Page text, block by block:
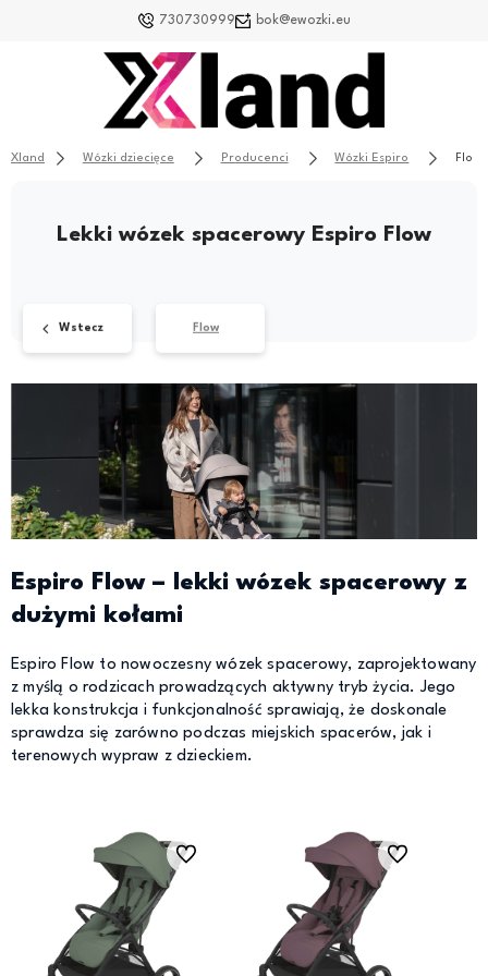
730730999 bok@ewozki.eu
Xland Wózki dziecięce Producenci Wózki Espiro Flow
Lekki wózek spacerowy Espiro Flow
Wstecz Flow
Espiro Flow – lekki wózek spacerowy z
dużymi kołami
Espiro Flow to nowoczesny wózek spacerowy, zaprojektowany
z myślą o rodzicach prowadzących aktywny tryb życia. Jego
lekka konstrukcja i funkcjonalność sprawiają, że doskonale
sprawdza się zarówno podczas miejskich spacerów, jak i
terenowych wypraw z dzieckiem.
Do ulubionych Do ulubionych